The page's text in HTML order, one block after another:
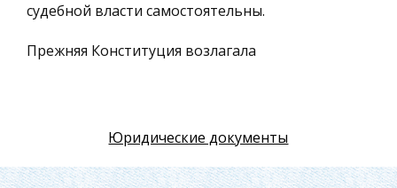
Таможенное право
Международное частное право
Материаловедение
судебной власти самостоятельны.
Прежняя Конституция возлагала
Правительства федеральным
органам (Съезду народных депутатов и
Юридические документы